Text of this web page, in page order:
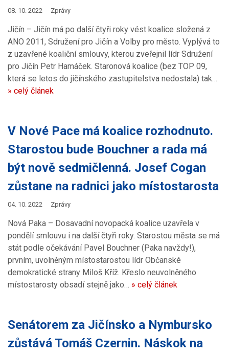
08. 10. 2022 Zprávy
Jičín – Jičín má po další čtyři roky vést koalice složená z
ANO 2011, Sdružení pro Jičín a Volby pro město. Vyplývá to
z uzavřené koaliční smlouvy, kterou zveřejnil lídr Sdružení
pro Jičín Petr Hamáček. Staronová koalice (bez TOP 09,
která se letos do jičínského zastupitelstva nedostala) tak…
» celý článek
V Nové Pace má koalice rozhodnuto.
Starostou bude Bouchner a rada má
být nově sedmičlenná. Josef Cogan
zůstane na radnici jako místostarosta
04. 10. 2022 Zprávy
Nová Paka – Dosavadní novopacká koalice uzavřela v
pondělí smlouvu i na další čtyři roky. Starostou města se má
stát podle očekávání Pavel Bouchner (Paka navždy!),
prvním, uvolněným místostarostou lídr Občanské
demokratické strany Miloš Kříž. Křeslo neuvolněného
místostarosty obsadí stejně jako… » celý článek
Senátorem za Jičínsko a Nymbursko
zůstává Tomáš Czernin. Náskok na